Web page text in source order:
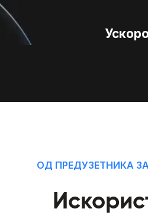
Ускоро
ОД ПРЕДУЗЕТНИКА